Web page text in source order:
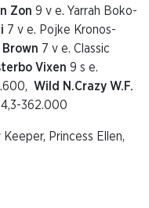
Zon 9 v e. Yarrah Boko-
7 v e. Pojke Kronos-
Brown 7 v e. Classic
Vixen 9 s e.
Wild N.Crazy W.F.
362.000
Princess Ellen,